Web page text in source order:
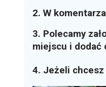
2. W
3. Polecamy
miejscu i dodać
4. Jeżeli chcesz